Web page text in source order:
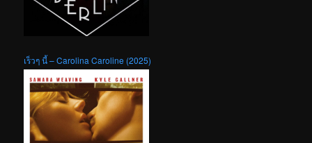
เร็วๆ นี้ – Carolina Caroline (2025)